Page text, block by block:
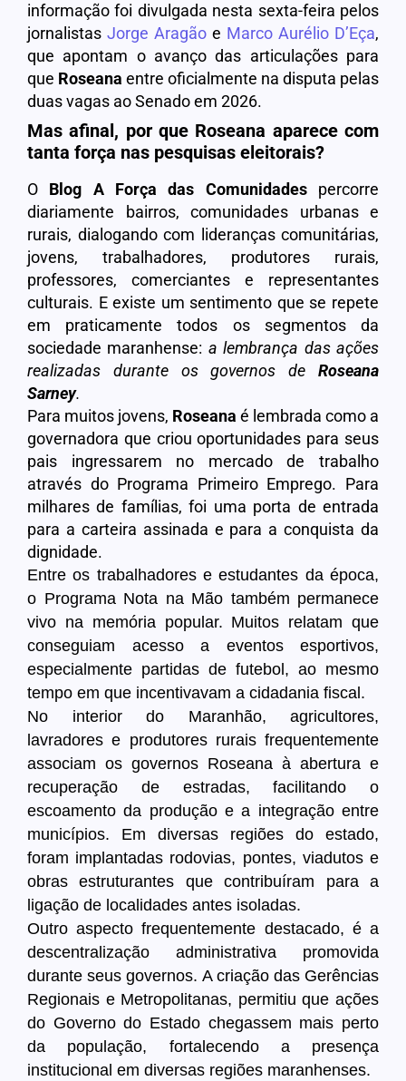
informação foi divulgada nesta sexta-feira pelos
jornalistas Jorge Aragão e Marco Aurélio D’Eça,
que apontam o avanço das articulações para
que Roseana entre oficialmente na disputa pelas
duas vagas ao Senado em 2026.
Mas afinal, por que Roseana aparece com
tanta força nas pesquisas eleitorais?
O Blog A Força das Comunidadespercorre
diariamente bairros, comunidades urbanas e
rurais, dialogando com lideranças comunitárias,
jovens, trabalhadores, produtores rurais,
professores, comerciantes e representantes
culturais. E existe um sentimento que se repete
em praticamente todos os segmentos da
sociedade maranhense: a lembrança das ações
realizadas durante os governos de Roseana
Sarney.
Para muitos jovens, Roseana é lembrada como a
governadora que criou oportunidades para seus
pais ingressarem no mercado de trabalho
através do Programa Primeiro Emprego. Para
milhares de famílias, foi uma porta de entrada
para a carteira assinada e para a conquista da
dignidade.
Entre os trabalhadores e estudantes da época,
o Programa Nota na Mão também permanece
vivo na memória popular. Muitos relatam que
conseguiam acesso a eventos esportivos,
especialmente partidas de futebol, ao mesmo
tempo em que incentivavam a cidadania fiscal.
No interior do Maranhão, agricultores,
lavradores e produtores rurais frequentemente
associam os governos Roseana à abertura e
recuperação de estradas, facilitando o
escoamento da produção e a integração entre
municípios. Em diversas regiões do estado,
foram implantadas rodovias, pontes, viadutos e
obras estruturantes que contribuíram para a
ligação de localidades antes isoladas.
Outro aspecto frequentemente destacado, é a
descentralização administrativa promovida
durante seus governos. A criação das Gerências
Regionais e Metropolitanas, permitiu que ações
do Governo do Estado chegassem mais perto
da população, fortalecendo a presença
institucional em diversas regiões maranhenses.